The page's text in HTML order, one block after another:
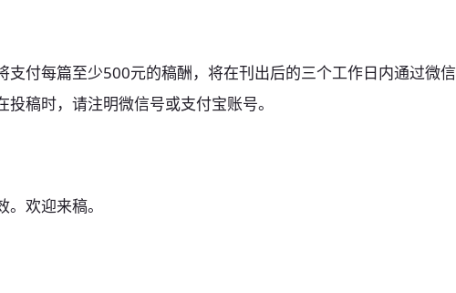
支付每篇至少500元的稿酬，将在刊出后的三个工作日内通过微信
稿时，请注明微信号或支付宝账号。
欢迎来稿。